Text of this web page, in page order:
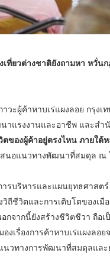
ที่ยวต่างชาติยังถามหา หวั่
ะผู้ค้าหาบเร่แผงลอย กรุง
แรงงานและอาชีพ และส
ตของผู้ค้าอยู่ตรงไหน ภายใ
นอแนวทางพัฒนาที่สมดุล ณ
ารบริหารและแผนยุทธศาส
ถีชีวิตและการเติบโตของเ
จากนี้ยังสร้างชีวิตชีวา ถือ
เรื่องการค้าหาบเร่แผงล
วทางการพัฒนาที่สมดุลแล